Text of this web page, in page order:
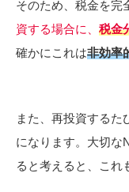
そのため、税金を完
資する場合に、 税金
確かにこれは非効率
また、再投資するた
になります。大切な
ると考えると、これ